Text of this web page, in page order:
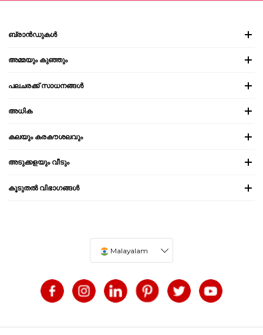
ബ്രാൻഡുകൾ
അമ്മയും കുഞ്ഞും
പലചരക്ക് സാധനങ്ങൾ
അധിക
കലയും കരകൗശലവും
അടുക്കളയും വീടും
കൂടുതൽ വിഭാഗങ്ങൾ
Malayalam